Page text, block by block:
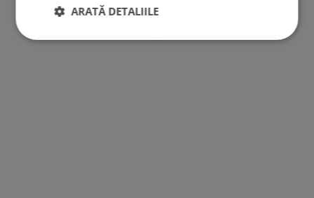
ARATĂ DETALIILE